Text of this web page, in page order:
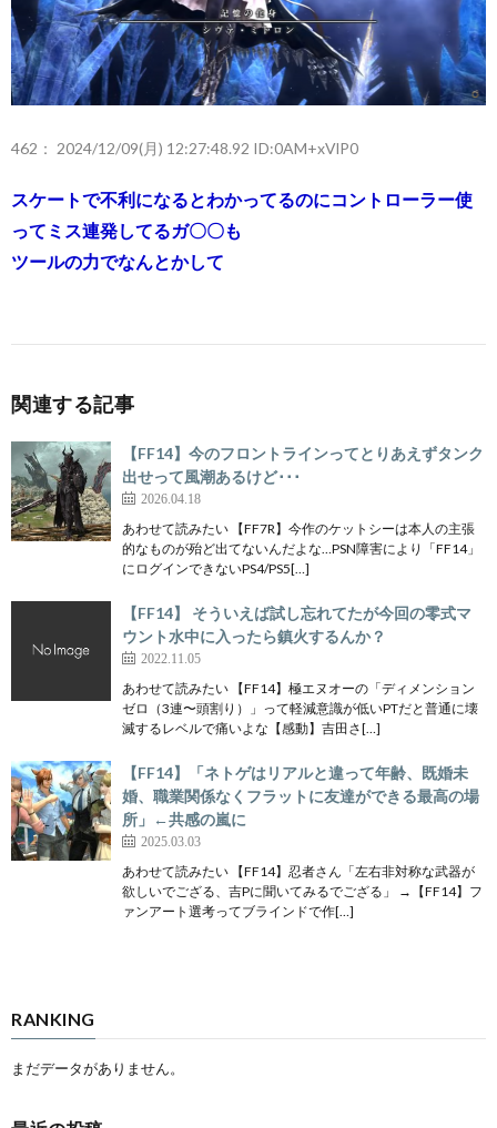
462： 2024/12/09(月) 12:27:48.92 ID:0AM+xVlP0
スケートで不利になるとわかってるのにコントローラー使
ってミス連発してるガ〇〇も
ツールの力でなんとかして
関連する記事
【FF14】今のフロントラインってとりあえずタンク
出せって風潮あるけど･･･
2026.04.18
あわせて読みたい 【FF7R】今作のケットシーは本人の主張
的なものが殆ど出てないんだよな…PSN障害により「FF14」
にログインできないPS4/PS5[…]
【FF14】 そういえば試し忘れてたが今回の零式マ
ウント水中に入ったら鎮火するんか？
2022.11.05
あわせて読みたい 【FF14】極エヌオーの「ディメンション
ゼロ（3連〜頭割り）」って軽減意識が低いPTだと普通に壊
滅するレベルで痛いよな【感動】吉田さ[…]
【FF14】「ネトゲはリアルと違って年齢、既婚未
婚、職業関係なくフラットに友達ができる最高の場
所」←共感の嵐に
2025.03.03
あわせて読みたい 【FF14】忍者さん「左右非対称な武器が
欲しいでござる、吉Pに聞いてみるでござる」 →【FF14】フ
ァンアート選考ってブラインドで作[…]
RANKING
まだデータがありません。